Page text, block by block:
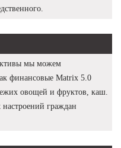
мы можем
финансовые Matrix 5.0
овощей и фруктов, каш.
граждан